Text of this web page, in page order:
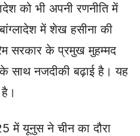
को भी अपनी रणनीति में
में शेख हसीना की
सरकार के प्रमुख मुहम्मद
साथ नजदीकी बढ़ाई है। यह
में यूनुस ने चीन का दौरा